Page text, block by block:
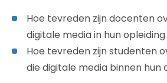
Hoe tevreden zijn docenten
digitale media in hun opleiding
Hoe tevreden zijn studenten
die digitale media binnen hun